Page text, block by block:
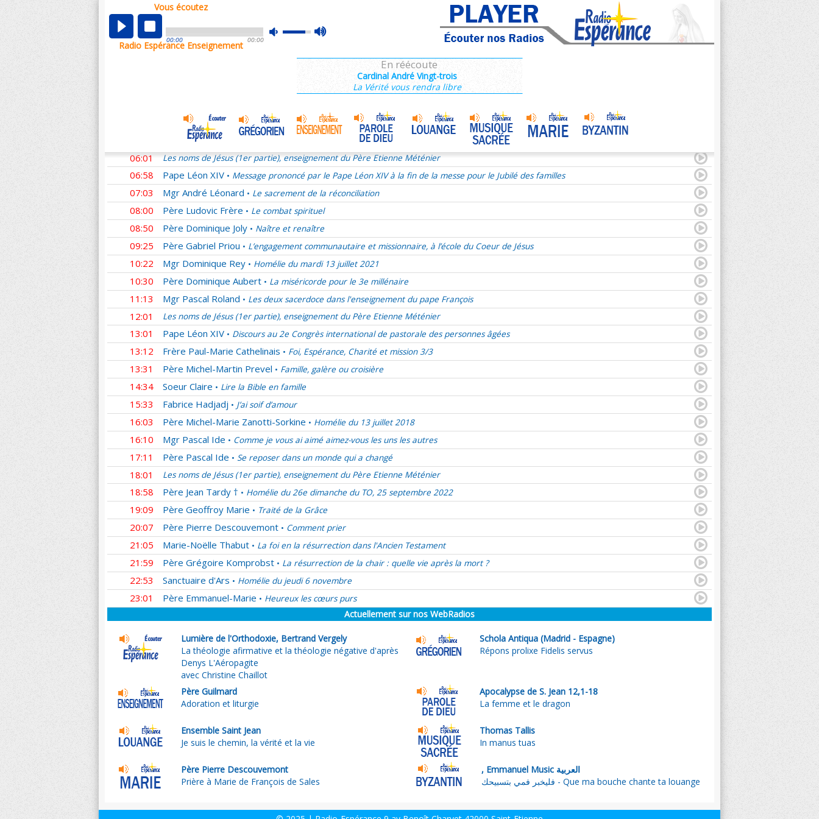
Vous écoutez
mute
max
00:00 00:00
Radio Espérance Enseignement
En réécoute
Cardinal André Vingt-trois
La Vérité vous rendra libre
00:01
00:58 Père Ludovic Frère • Homélie du 17e dimanche du TO le 24 juillet 2022
01:11 Mgr Benoît Rivière
Père Emmanuel du Boisbaudry • Homélie du 9 juillet 2017
Père Guilmard
06:01 Les noms de Jésus (1er partie), enseignement du Père Etienne Méténier
06:58 Pape Léon XIV • Message prononcé par le Pape Léon XIV à la fin de la messe pour le Jubilé des familles
07:03 Mgr André Léonard • Le sacrement de la réconciliation
08:00 Père Ludovic Frère • Le combat spirituel
08:50 Père Dominique Joly • Naître et renaître
09:25 Père Gabriel Priou • L’engagement communautaire et missionnaire, à l’école du Coeur de Jésus
10:22 Mgr Dominique Rey • Homélie du mardi 13 juillet 2021
10:30 Père Dominique Aubert • La miséricorde pour le 3e millénaire
11:13 Mgr Pascal Roland • Les deux sacerdoce dans l'enseignement du pape François
12:01 Les noms de Jésus (1er partie), enseignement du Père Etienne Méténier
13:01 Pape Léon XIV • Discours au 2e Congrès international de pastorale des personnes âgées
13:12 Frère Paul-Marie Cathelinais • Foi, Espérance, Charité et mission 3/3
13:31 Père Michel-Martin Prevel • Famille, galère ou croisière
14:34 Soeur Claire • Lire la Bible en famille
15:33 Fabrice Hadjadj • J’ai soif d’amour
16:03 Père Michel-Marie Zanotti-Sorkine • Homélie du 13 juillet 2018
16:10 Mgr Pascal Ide • Comme je vous ai aimé aimez-vous les uns les autres
17:11 Père Pascal Ide • Se reposer dans un monde qui a changé
18:01 Les noms de Jésus (1er partie), enseignement du Père Etienne Méténier
18:58 Père Jean Tardy † • Homélie du 26e dimanche du TO, 25 septembre 2022
19:09 Père Geoffroy Marie • Traité de la Grâce
20:07 Père Pierre Descouvemont • Comment prier
21:05 Marie-Noëlle Thabut • La foi en la résurrection dans l'Ancien Testament
21:59 Père Grégoire Komprobst • La résurrection de la chair : quelle vie après la mort ?
22:53 Sanctuaire d'Ars • Homélie du jeudi 6 novembre
23:01 Père Emmanuel-Marie • Heureux les cœurs purs
Actuellement sur nos WebRadios
Lumière de l'Orthodoxie, Bertrand Vergely
La théologie afirmative et la théologie négative d'après
Denys L'Aéropagite
avec Christine Chaillot
Schola Antiqua (Madrid - Espagne)
Répons prolixe Fidelis servus
Père Guilmard
Adoration et liturgie
Apocalypse de S. Jean 12,1-18
La femme et le dragon
Ensemble Saint Jean
Je suis le chemin, la vérité et la vie
Thomas Tallis
In manus tuas
Père Pierre Descouvemont
Prière à Marie de François de Sales
, Emmanuel Music العربية
فليخبر فمي بتسبيحك - Que ma bouche chante ta louange